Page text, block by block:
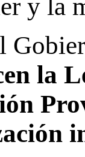
y la
la